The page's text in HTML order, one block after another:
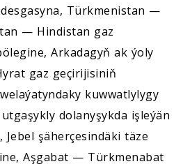
desgasyna, Türkmenistan —
— Hindistan gaz
Arkadagyň ak ýoly
gaz geçirijisiniň
kuwwatlylygy
dolanyşykda işleýän
şäherçesindäki täze
Aşgabat — Türkmenabat